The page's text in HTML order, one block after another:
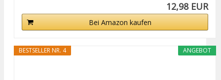
12,98 EUR
Bei Amazon kaufen
ANGEBOT
BESTSELLER NR. 4